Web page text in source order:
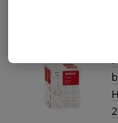
hygienických
zmluvy v lehote
Súvisiaci